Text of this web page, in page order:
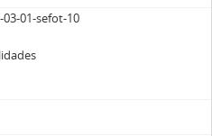
03-01-sefot-10